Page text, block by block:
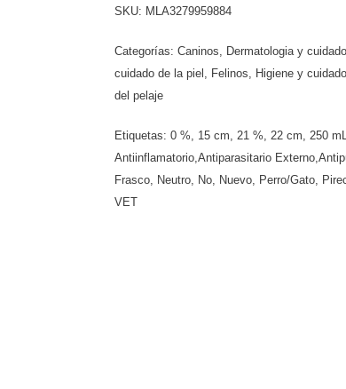
SKU: MLA3279959884
Categorías:Caninos, Dermatologia y
cuidado de la piel , Felinos, Higiene y
del pelaje
Etiquetas:0 %, 15 cm,21 %,22 cm,250
Antiinflamatorio,Antiparasitario
Frasco, Neutro, No, Nuevo, Perro/Gato,
VET